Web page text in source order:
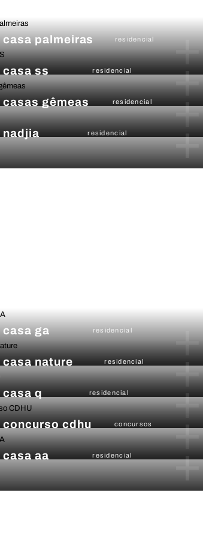
casa palmeiras residencial +
casa ss residencial +
casas gêmeas residencial +
nadjia residencial +
casa ga residencial +
casa nature residencial +
casa q residencial +
concurso cdhu concursos +
casa aa residencial +